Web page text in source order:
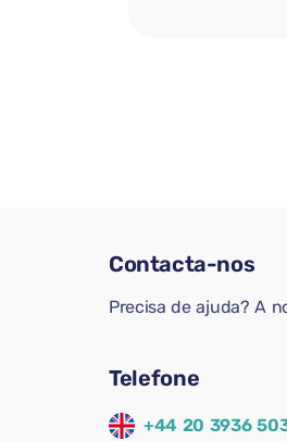
Contacta-nos
Precisa de ajuda? A
Telefone
+44 20 3936